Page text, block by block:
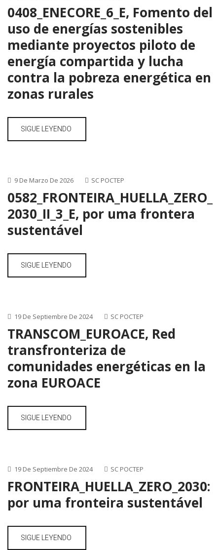
0408_ENECORE_6_E, Fomento del
uso de energías sostenibles
mediante proyectos piloto de
energía compartida y lucha
contra la pobreza energética en
zonas rurales
SIGUE LEYENDO
9 De Marzo De 2026 SC POCTEP
0582_FRONTEIRA_HUELLA_ZERO_
2030_II_3_E, por uma frontera
sustentável
SIGUE LEYENDO
19 De Septiembre De 2024 SC POCTEP
TRANSCOM_EUROACE, Red
transfronteriza de
comunidades energéticas en la
zona EUROACE
SIGUE LEYENDO
19 De Septiembre De 2024 SC POCTEP
FRONTEIRA_HUELLA_ZERO_2030:
por uma fronteira sustentável
SIGUE LEYENDO